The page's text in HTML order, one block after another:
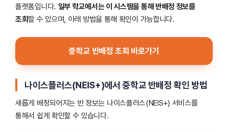
플랫폼입니다. 일부 학교에서는 이 시스템을 통해 반배정 정보를
조회할 수 있으며, 아래 방법을 통해 확인이 가능합니다.
중학교 반배정 조회 바로가기
나이스플러스(NEIS+)에서 중학교 반배정 확인 방법
새롭게 배정되어지는 반 정보는 나이스플러스(NEIS+) 서비스를
통해서 쉽게 확인할 수 있습니다.